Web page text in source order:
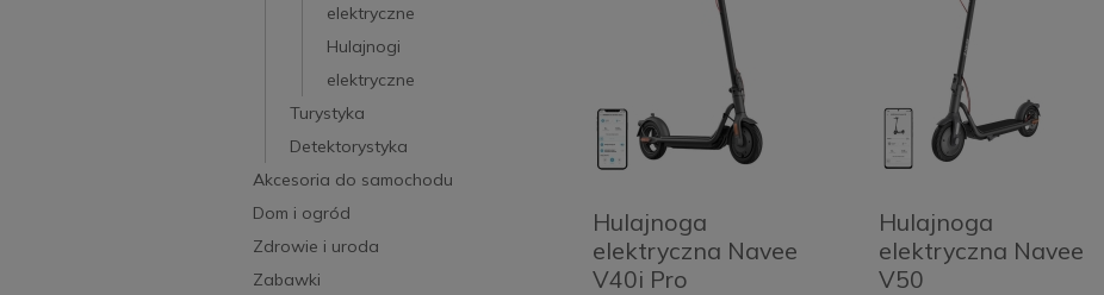
elektryczne
Hulajnogi
elektryczne
Turystyka
Detektorystyka
Akcesoria do samochodu
Dom i ogród
Zdrowie i uroda
Zabawki
Hulajnoga
elektryczna Navee
V40i Pro
Hulajnoga
elektryczna Navee
V50